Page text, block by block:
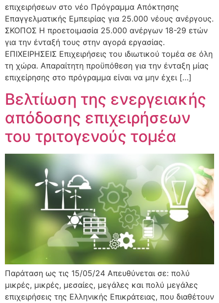
επιχειρήσεων στο νέο Πρόγραμμα Απόκτησης
Επαγγελματικής Εμπειρίας για 25.000 νέους ανέργους.
ΣΚΟΠΟΣ Η προετοιμασία 25.000 ανέργων 18-29 ετών
για την ένταξή τους στην αγορά εργασίας.
ΕΠΙΧΕΙΡΗΣΕΙΣ Επιχειρήσεις του ιδιωτικού τομέα σε όλη
τη χώρα. Απαραίτητη προϋπόθεση για την ένταξη μίας
επιχείρησης στο πρόγραμμα είναι να μην έχει […]
Βελτίωση της ενεργειακής
απόδοσης επιχειρήσεων
του τριτογενούς τομέα
Παράταση ως τις 15/05/24 Απευθύνεται σε: πολύ
μικρές, μικρές, μεσαίες, μεγάλες και πολύ μεγάλες
επιχειρήσεις της Ελληνικής Επικράτειας, που διαθέτουν